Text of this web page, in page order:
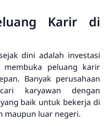
Karir di
dini adalah investasi
peluang karir
Banyak perusahaan
karyawan dengan
baik untuk bekerja di
maupun luar negeri.